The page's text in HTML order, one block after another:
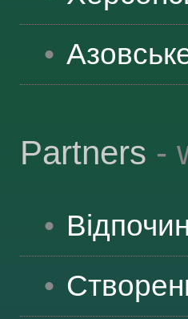
Partners -